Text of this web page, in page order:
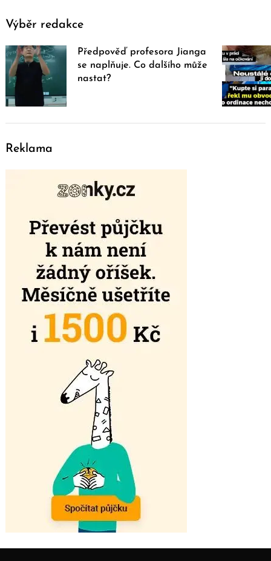
Výběr redakce
Předpověď profesora Jianga
se naplňuje. Co dalšího může
nastat?
Reklama